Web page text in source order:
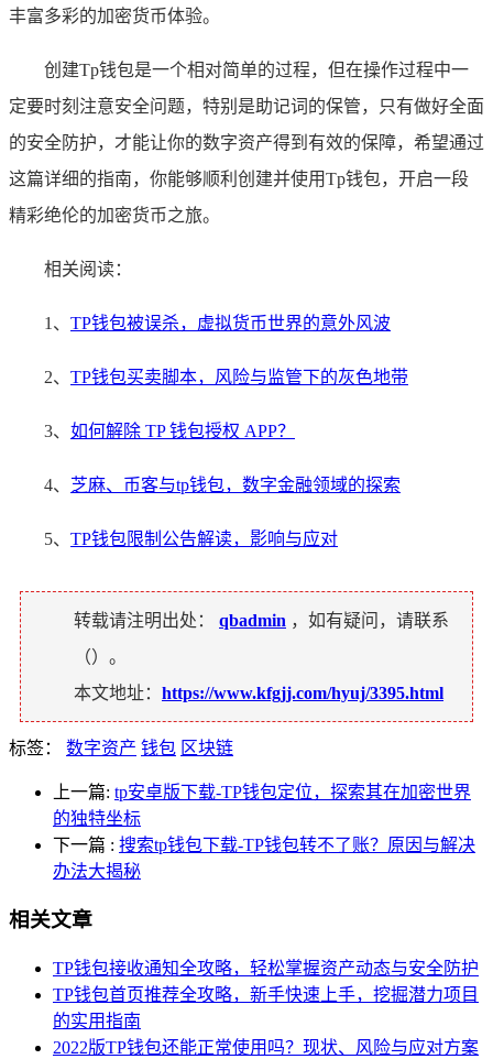
丰富多彩的加密货币体验。
创建Tp钱包是一个相对简单的过程，但在操作过程中一
定要时刻注意安全问题，特别是助记词的保管，只有做好全面
的安全防护，才能让你的数字资产得到有效的保障，希望通过
这篇详细的指南，你能够顺利创建并使用Tp钱包，开启一段
精彩绝伦的加密货币之旅。
相关阅读：
1、 TP钱包被误杀，虚拟货币世界的意外风波
2、 TP钱包买卖脚本，风险与监管下的灰色地带
3、 如何解除 TP 钱包授权 APP？
4、 芝麻、币客与tp钱包，数字金融领域的探索
5、 TP钱包限制公告解读，影响与应对
转载请注明出处： qbadmin ，如有疑问，请联系
（）。
本文地址： https://www.kfgjj.com/hyuj/3395.html
标签： 数字资产 钱包 区块链
上一篇: tp安卓版下载-TP钱包定位，探索其在加密世界
的独特坐标
下一篇 : 搜索tp钱包下载-TP钱包转不了账？原因与解决
办法大揭秘
相关文章
TP钱包接收通知全攻略，轻松掌握资产动态与安全防护
TP钱包首页推荐全攻略，新手快速上手，挖掘潜力项目
的实用指南
2022版TP钱包还能正常使用吗？现状、风险与应对方案